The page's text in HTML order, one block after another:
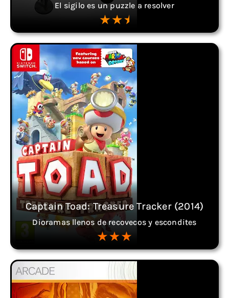
El sigilo es un puzzle a resolver
Captain Toad: Treasure Tracker (2014)
Dioramas llenos de recovecos y escondites